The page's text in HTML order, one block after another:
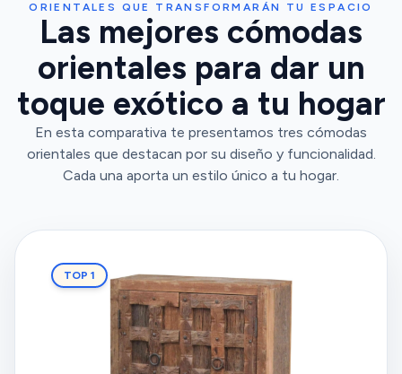
ORIENTALES QUE TRANSFORMARÁN TU ESPACIO
Las mejores cómodas
orientales para dar un
toque exótico a tu hogar
En esta comparativa te presentamos tres cómodas
orientales que destacan por su diseño y funcionalidad.
Cada una aporta un estilo único a tu hogar.
TOP 1